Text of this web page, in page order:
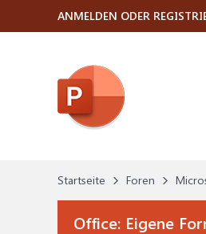
Startseite Foren
Office: Eigene
ANMELDEN ODER